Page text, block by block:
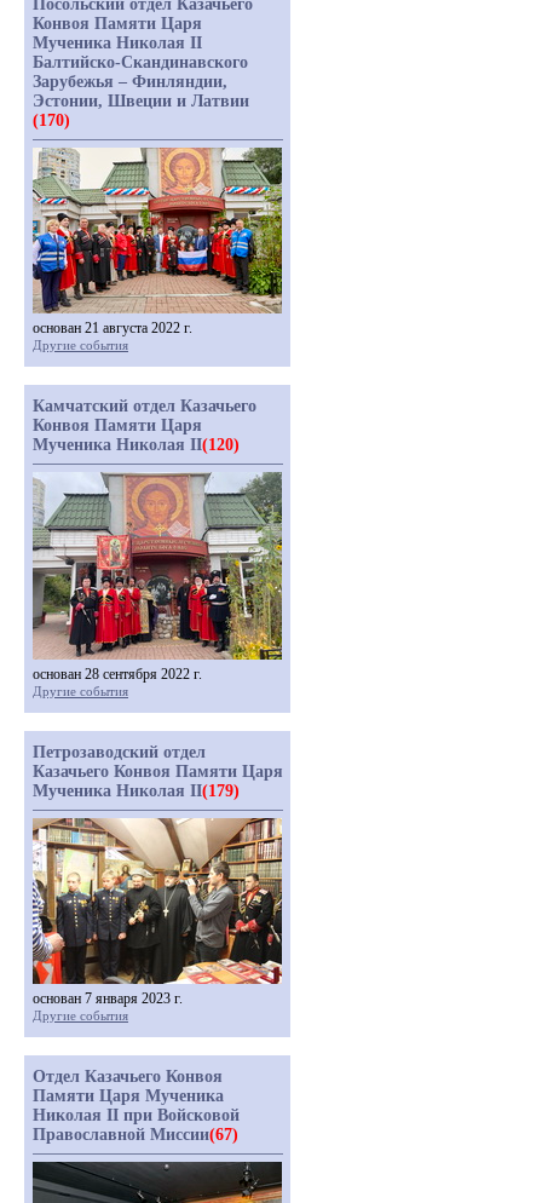
Посольский отдел Казачьего
Конвоя Памяти Царя
Мученика Николая II
Балтийско-Скандинавского
Зарубежья – Финляндии,
Эстонии, Швеции и Латвии
(170)
основан 21 августа 2022 г.
Другие события
Камчатский отдел Казачьего
Конвоя Памяти Царя
Мученика Николая II(120)
основан 28 сентября 2022 г.
Другие события
Петрозаводский отдел
Казачьего Конвоя Памяти Царя
Мученика Николая II(179)
основан 7 января 2023 г.
Другие события
Отдел Казачьего Конвоя
Памяти Царя Мученика
Николая II при Войсковой
Православной Миссии(67)